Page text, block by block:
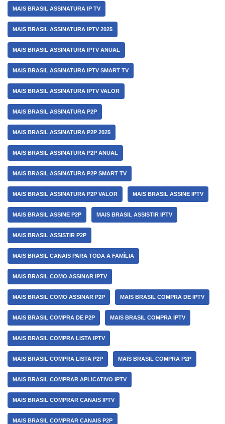
MAIS BRASIL ASSINATURA IP TV
MAIS BRASIL ASSINATURA IPTV 2025
MAIS BRASIL ASSINATURA IPTV ANUAL
MAIS BRASIL ASSINATURA IPTV SMART TV
MAIS BRASIL ASSINATURA IPTV VALOR
MAIS BRASIL ASSINATURA P2P
MAIS BRASIL ASSINATURA P2P 2025
MAIS BRASIL ASSINATURA P2P ANUAL
MAIS BRASIL ASSINATURA P2P SMART TV
MAIS BRASIL ASSINATURA P2P VALOR MAIS BRASIL ASSINE IPTV
MAIS BRASIL ASSINE P2P MAIS BRASIL ASSISTIR IPTV
MAIS BRASIL ASSISTIR P2P
MAIS BRASIL CANAIS PARA TODA A FAMÍLIA
MAIS BRASIL COMO ASSINAR IPTV
MAIS BRASIL COMO ASSINAR P2P MAIS BRASIL COMPRA DE IPTV
MAIS BRASIL COMPRA DE P2P MAIS BRASIL COMPRA IPTV
MAIS BRASIL COMPRA LISTA IPTV
MAIS BRASIL COMPRA LISTA P2P MAIS BRASIL COMPRA P2P
MAIS BRASIL COMPRAR APLICATIVO IPTV
MAIS BRASIL COMPRAR CANAIS IPTV
MAIS BRASIL COMPRAR CANAIS P2P